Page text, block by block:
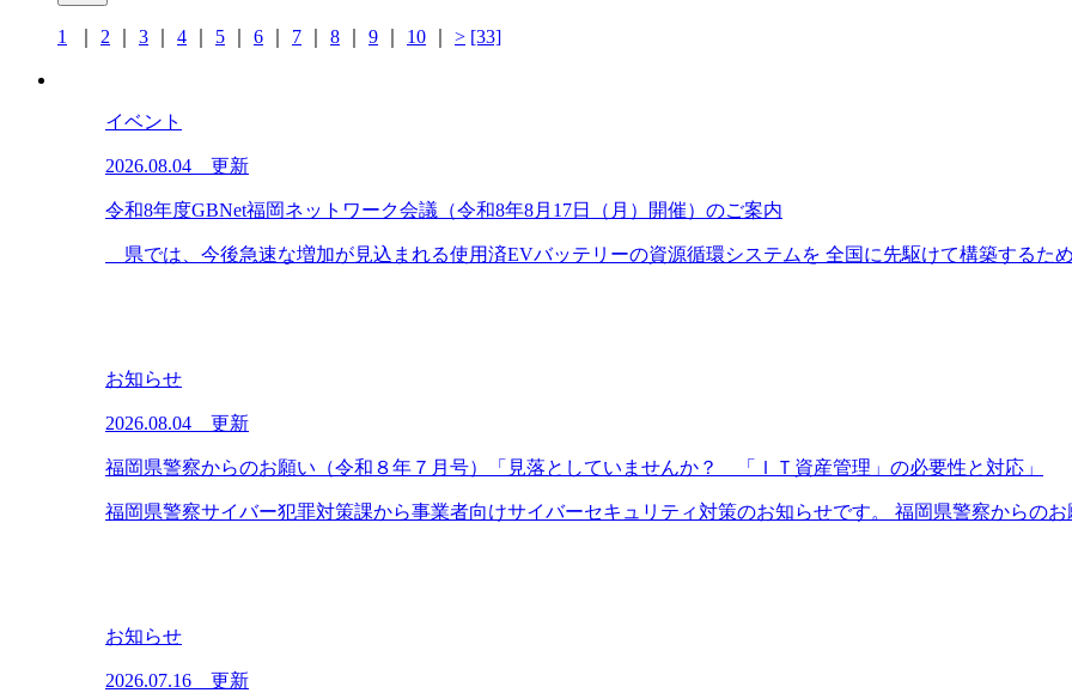
1 2 3 4 5 6 7 8 9 10 > [33]
イベント
2026.08.04 更新
令和8年度GBNet福岡ネットワーク会議（令和8年8月17日（月）開催）のご案内
県では、今後急速な増加が見込まれる使用済EVバッテリーの資源循環システムを 全国に先駆けて構築するた
お知らせ
2026.08.04 更新
福岡県警察からのお願い（令和８年７月号）「見落としていませんか？ 「ＩＴ資産管理」の必要性と対応」
福岡県警察サイバー犯罪対策課から事業者向けサイバーセキュリティ対策のお知らせです。 福岡県警察からのお
お知らせ
2026.07.16 更新